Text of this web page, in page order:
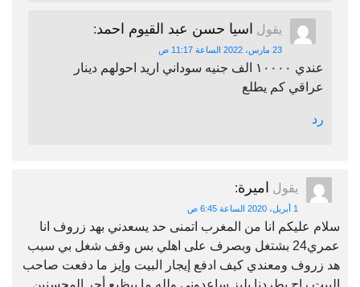
يقول اسيا حسن عبد القيوم احمد:
23 مارس، 2022 الساعة 11:17 ص
عندي ١٠٠٠٠ الف جنيه سوداني اريد احولهم دينار
عراقي كم يطلع
رد
يقول اميرة:
1 أبريل، 2020 الساعة 6:45 ص
سلام عليكم انا من المغرب اتمنى حد يسعدني بهد زروف انا
عمري24 بشتغل وبصرف على اهلي بس وقف شغل بي سبب
هد زروف ومعندي كيف ادفع إيجار البيت وإيز ما دفعت صاحب
البيت راح يطردنا بليز ساعدوني ولله ما بيظيع أجر المحسنين